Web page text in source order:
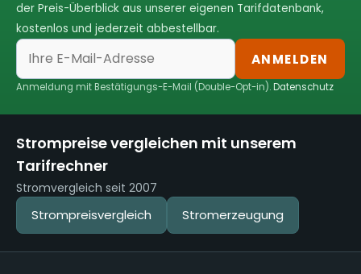
der Preis-Überblick aus unserer eigenen Tarifdatenbank,
kostenlos und jederzeit abbestellbar.
ANMELDEN
Anmeldung mit Bestätigungs-E-Mail (Double-Opt-in).Datenschutz
Strompreise vergleichen mit unserem
Tarifrechner
Stromvergleich seit 2007
Strompreisvergleich Stromerzeugung